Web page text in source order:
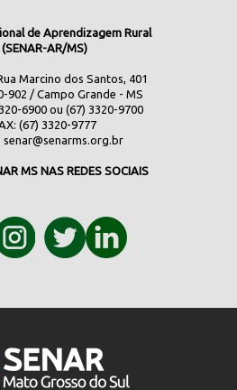
de Aprendizagem Rural
(SENAR-AR/MS)
Marcino dos Santos, 401
902 / Campo Grande - MS
6900 ou (67) 3320-9700
(67) 3320-9777
senar@senarms.org.br
MS NAS REDES SOCIAIS